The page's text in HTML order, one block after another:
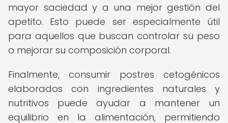
mayor saciedad y a una mejor gestión del
apetito. Esto puede ser especialmente útil
para aquellos que buscan controlar su peso
o mejorar su composición corporal.
Finalmente, consumir postres cetogénicos
elaborados con ingredientes naturales y
nutritivos puede ayudar a mantener un
equilibrio en la alimentación, permitiendo